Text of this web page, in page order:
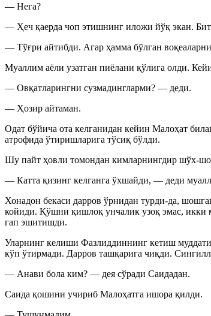
— Нега?
— Ҳеч қаерда чоп этишнинг иложи йўқ экан.
— Тўғри айтибди. Агар ҳамма бўлган
Муаллим аёли узатган пиёлани қўлига олди.
— Овқатларингни сузмадингларми? — деди.
— Ҳозир айтаман.
Одат бўйича ота келганидан кейин Малоҳат
атрофида ўтиришларига тўсиқ бўлди.
Шу пайт ҳовли томондан кимларнингдир шўх-
— Катта қизинг келганга ўхшайди, — деди
Хонадон бекаси дарров ўрнидан турди-да,
койиди. Қўшни қишлоқ унчалик узоқ эмас, икки
гап эшитишди.
Уларнинг келиши Фазлиддиннинг кетиш
кўп ўтирмади. Дарров ташқарига чиқди.
— Анави бола ким? — дея сўради Саидадан.
Саида қошини учириб Малоҳатга ишора қилди.